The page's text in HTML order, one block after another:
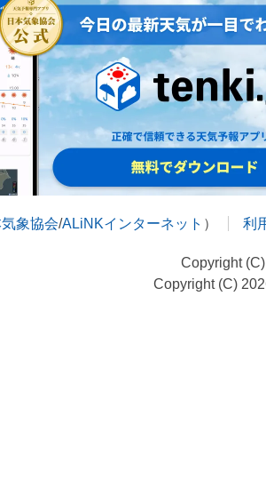
気象協会/ALiNKインターネット ） 利
Copyright
Copyright (C)